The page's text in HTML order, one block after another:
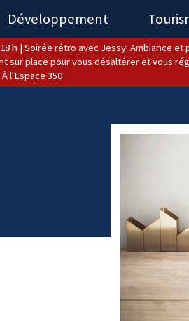
Développement
h | Soirée rétro avec Jessy! Ambiance et
sur place pour vous désaltérer et vous
À l'Espace 350